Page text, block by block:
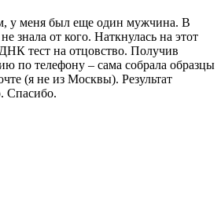
у меня был еще один мужчина. В
знала от кого. Наткнулась на этот
тест на отцовство. Получив
по телефону – сама собрала образцы
(я не из Москвы). Результат
Спасибо.